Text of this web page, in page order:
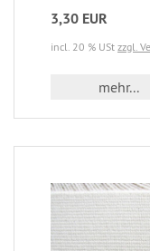
3,30 EUR
incl. 20 % USt zzgl.
mehr...